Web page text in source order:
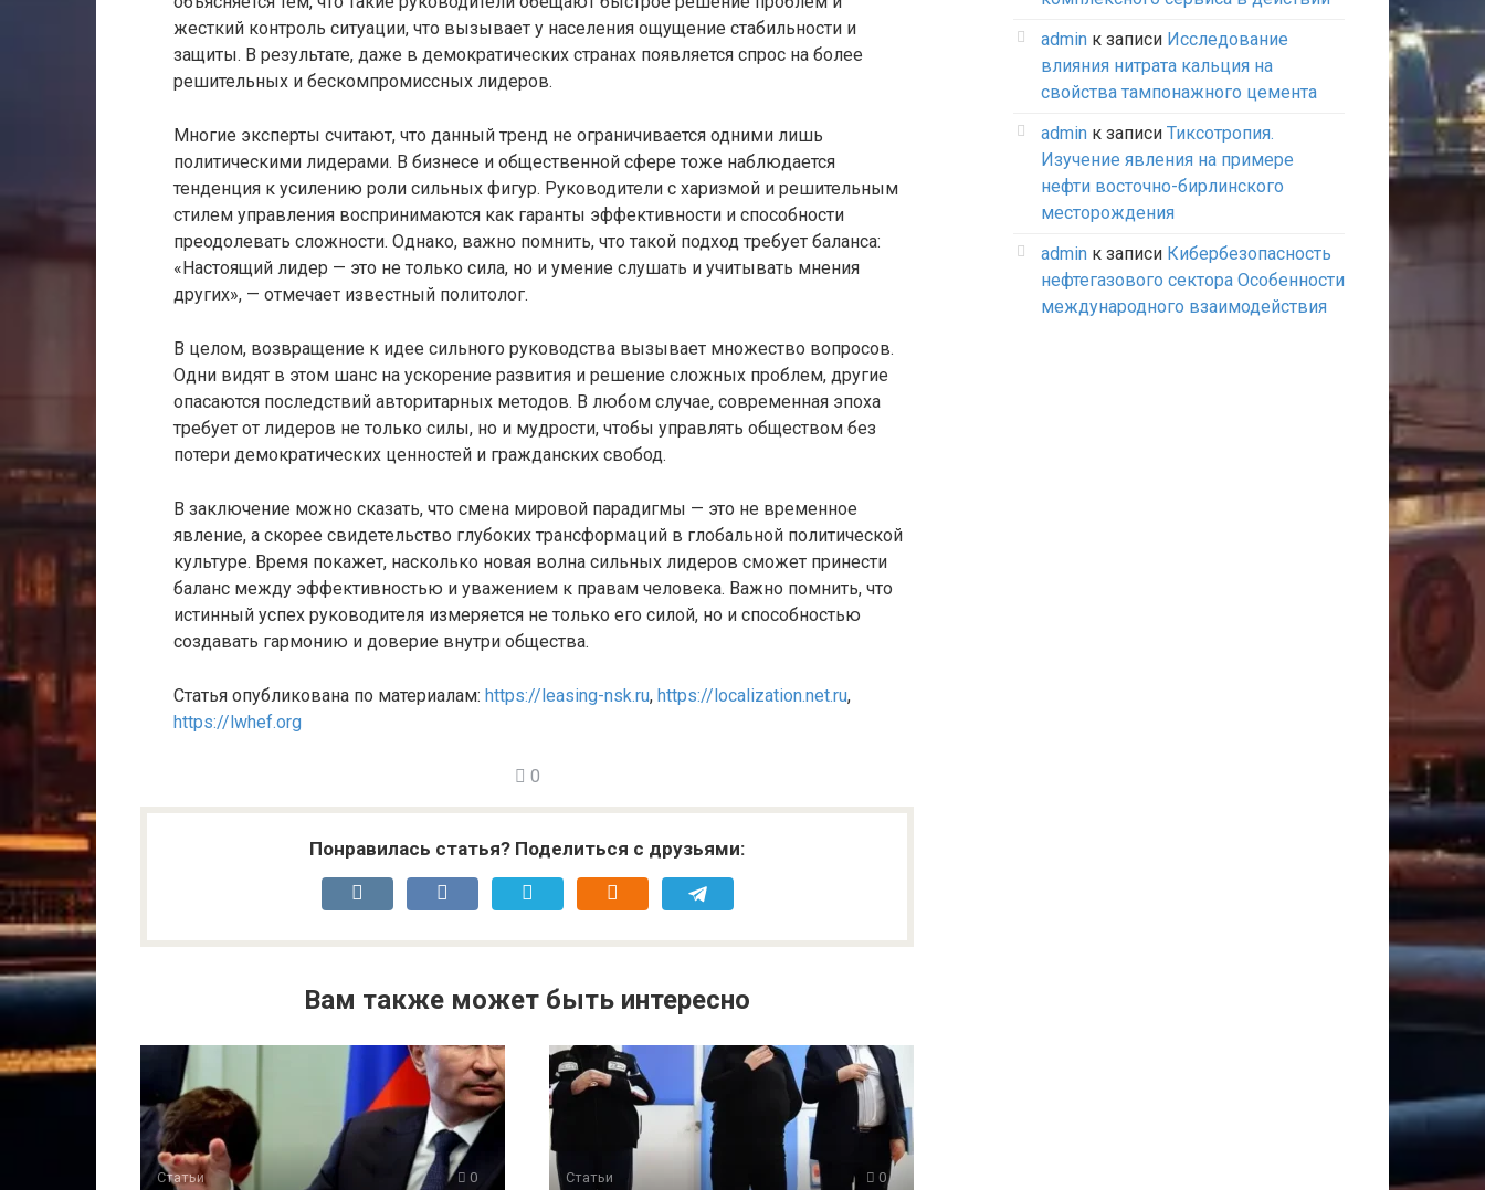
жесткий контроль ситуации, что вызывает у населения ощущение стабильности и
защиты. В результате, даже в демократических странах появляется спрос на более
решительных и бескомпромиссных лидеров.
Многие эксперты считают, что данный тренд не ограничивается одними лишь
политическими лидерами. В бизнесе и общественной сфере тоже наблюдается
тенденция к усилению роли сильных фигур. Руководители с харизмой и решительным
стилем управления воспринимаются как гаранты эффективности и способности
преодолевать сложности. Однако, важно помнить, что такой подход требует баланса:
«Настоящий лидер — это не только сила, но и умение слушать и учитывать мнения
других», — отмечает известный политолог.
В целом, возвращение к идее сильного руководства вызывает множество вопросов.
Одни видят в этом шанс на ускорение развития и решение сложных проблем, другие
опасаются последствий авторитарных методов. В любом случае, современная эпоха
требует от лидеров не только силы, но и мудрости, чтобы управлять обществом без
потери демократических ценностей и гражданских свобод.
В заключение можно сказать, что смена мировой парадигмы — это не временное
явление, а скорее свидетельство глубоких трансформаций в глобальной политической
культуре. Время покажет, насколько новая волна сильных лидеров сможет принести
баланс между эффективностью и уважением к правам человека. Важно помнить, что
истинный успех руководителя измеряется не только его силой, но и способностью
создавать гармонию и доверие внутри общества.
Статья опубликована по материалам: https://leasing-nsk.ru, https://localization.net.ru,
https://lwhef.org
0
Понравилась статья? Поделиться с друзьями:
Вам также может быть интересно
Статьи 0 Статьи 0
admin к записи Исследование
влияния нитрата кальция на
свойства тампонажного цемента
admin к записи Тиксотропия.
Изучение явления на примере
нефти восточно-бирлинского
месторождения
admin к записи Кибербезопасность
нефтегазового сектора Особенности
международного взаимодействия